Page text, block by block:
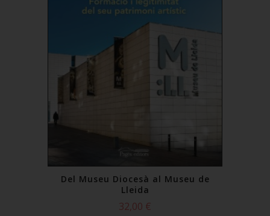
Del Museu Diocesà al Museu de
Lleida
32,00 €